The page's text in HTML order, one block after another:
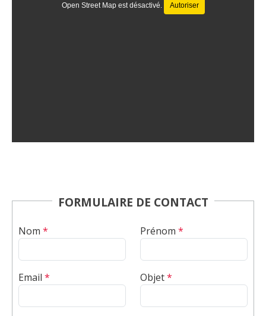
Open Street Map est désactivé. Autoriser
FORMULAIRE DE CONTACT
Nom * Prénom *
Email * Objet*